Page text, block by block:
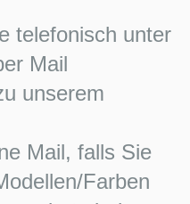
telefonisch unter
Mail
unserem
Mail, falls Sie
Farben